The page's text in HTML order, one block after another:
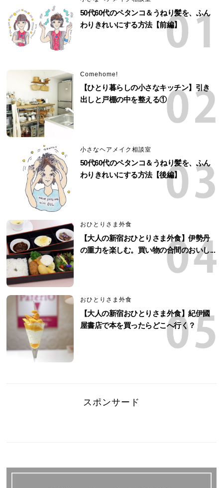
50代60代のペタンコ＆うねり髪を、ふん
わりきれいにする方法【前編】
Comehome!
【ひとり暮らしの小さなキッチン】引き
出しと戸棚の中を整える①
小さなヘアメイク相談室
50代60代のペタンコ＆うねり髪を、ふん
わりきれいにする方法【後編】
おひとりさま外食
【大人の新宿おひとりさま外食】伊勢丹
の重力を楽しむ。買い物の合間のおいし...
おひとりさま外食
【大人の新宿おひとりさま外食】紀伊國
屋書店で本を買ったらどこへ行く？
スポンサード